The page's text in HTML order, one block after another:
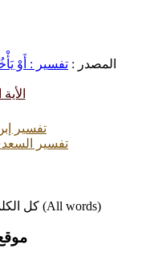
المصدر : تفسير : أَوْ
تفسير
تفسير
كل الكلمات (All words)